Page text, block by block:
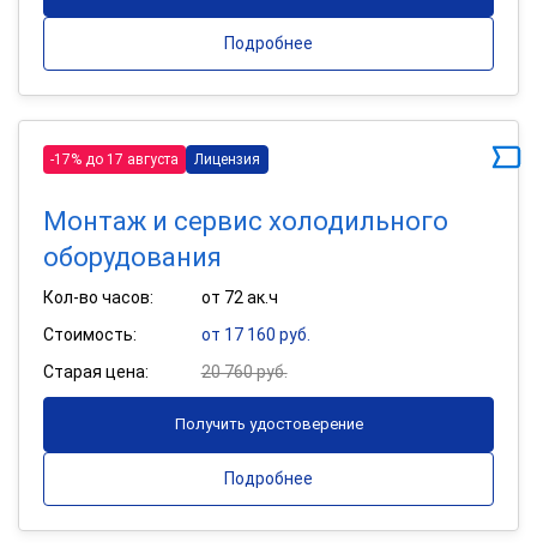
Подробнее
-17% до 17 августа Лицензия
Монтаж и сервис холодильного
оборудования
Кол-во часов:
от 72 ак.ч
Стоимость:
от 17 160 руб.
Старая цена:
20 760 руб.
Получить удостоверение
Подробнее